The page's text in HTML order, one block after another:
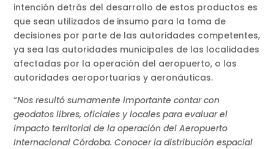
intención detrás del desarrollo de estos productos es
que sean utilizados de insumo para la toma de
decisiones por parte de las autoridades competentes,
ya sea las autoridades municipales de las localidades
afectadas por la operación del aeropuerto, o las
autoridades aeroportuarias y aeronáuticas.
“Nos resultó sumamente importante contar con
geodatos libres, oficiales y locales para evaluar el
impacto territorial de la operación del Aeropuerto
Internacional Córdoba. Conocer la distribución espacial